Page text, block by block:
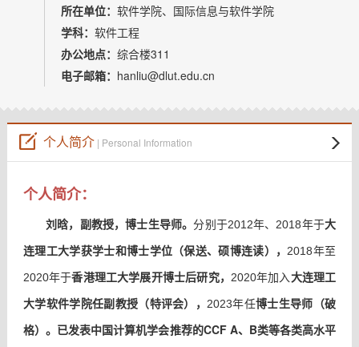
所在单位： 软件学院、国际信息与软件学院
学科： 软件工程
办公地点： 综合楼311
电子邮箱： hanliu@dlut.edu.cn
个人简介| Personal Information
个人简介：
刘晗，副教授，博士生导师。分别于2012年、2018年于大
连理工大学获学士和博士学位（保送、硕博连读），2018年至
2020年于香港理工大学展开博士后研究， 2020年加入大连理工
大学软件学院任副教授（特评会），2023年任博士生导师（破
格）。 已发表中国计算机学会推荐的CCF A、B类等各类高水平